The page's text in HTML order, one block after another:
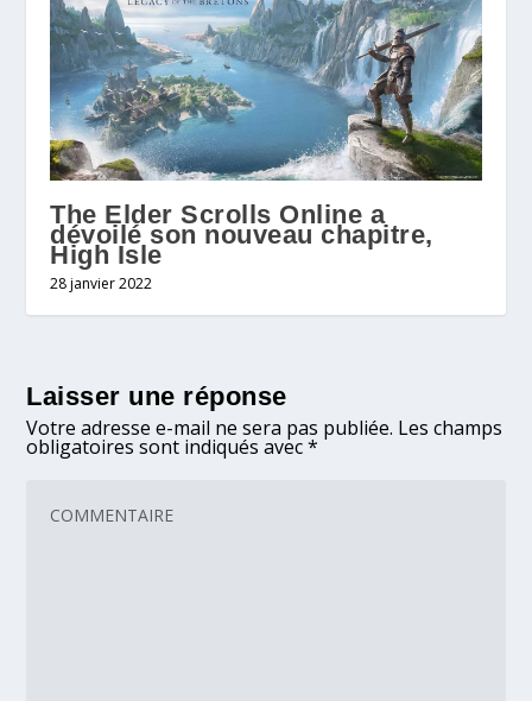
The Elder Scrolls Online a
dévoilé son nouveau chapitre,
High Isle
28 janvier 2022
Laisser une réponse
Votre adresse e-mail ne sera pas publiée. Les champs
obligatoires sont indiqués avec*